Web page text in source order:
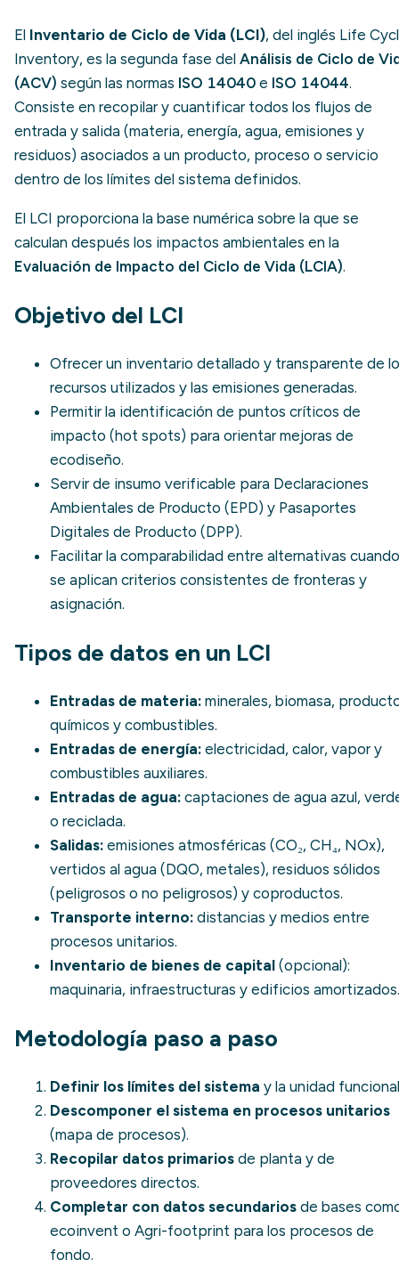
El Inventario de Ciclo de Vida (LCI), del inglés Life
Inventory, es la segunda fase del Análisis de Ciclo de
(ACV) según las normas ISO 14040 e ISO 14044.
Consiste en recopilar y cuantificar todos los flujos de
entrada y salida (materia, energía, agua, emisiones y
residuos) asociados a un producto, proceso o servicio
dentro de los límites del sistema definidos.
El LCI proporciona la base numérica sobre la que se
calculan después los impactos ambientales en la
Evaluación de Impacto del Ciclo de Vida (LCIA).
Objetivo del LCI
Ofrecer un inventario detallado y transparente de
recursos utilizados y las emisiones generadas.
Permitir la identificación de puntos críticos de
impacto (hot spots) para orientar mejoras de
ecodiseño.
Servir de insumo verificable para Declaraciones
Ambientales de Producto (EPD) y Pasaportes
Digitales de Producto (DPP).
Facilitar la comparabilidad entre alternativas cuando
se aplican criterios consistentes de fronteras y
asignación.
Tipos de datos en un LCI
Entradas de materia: minerales, biomasa,
químicos y combustibles.
Entradas de energía: electricidad, calor, vapor y
combustibles auxiliares.
Entradas de agua: captaciones de agua azul,
o reciclada.
Salidas: emisiones atmosféricas (CO₂, CH₄, NOx),
vertidos al agua (DQO, metales), residuos sólidos
(peligrosos o no peligrosos) y coproductos.
Transporte interno: distancias y medios entre
procesos unitarios.
Inventario de bienes de capital (opcional):
maquinaria, infraestructuras y edificios amortizados.
Metodología paso a paso
Definir los límites del sistema y la unidad
Descomponer el sistema en procesos unitarios
(mapa de procesos).
Recopilar datos primarios de planta y de
proveedores directos.
Completar con datos secundarios de bases
ecoinvent o Agri-footprint para los procesos de
fondo.